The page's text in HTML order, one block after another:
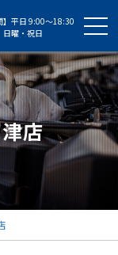
】平日 9:00～18:30
日曜・祝日
店